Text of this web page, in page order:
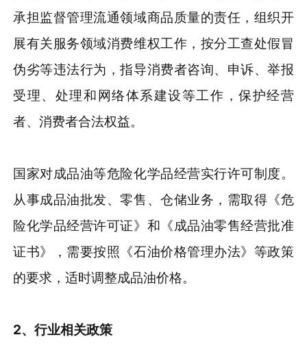
承担监督管理流通领域商品质量的责任，组织开
展有关服务领域消费维权工作，按分工查处假冒
伪劣等违法行为，指导消费者咨询、申诉、举报
受理、处理和网络体系建设等工作，保护经营
者、消费者合法权益。
国家对成品油等危险化学品经营实行许可制度。
从事成品油批发、零售、仓储业务，需取得《危
险化学品经营许可证》和《成品油零售经营批准
证书》，需要按照《石油价格管理办法》等政策
的要求，适时调整成品油价格。
2、行业相关政策